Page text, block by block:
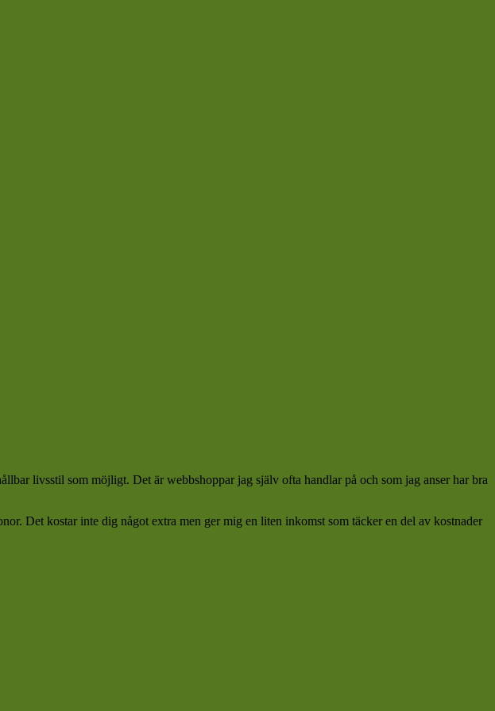
livsstil som möjligt. Det är webbshoppar jag själv ofta handlar på och som jag anser har bra
Det kostar inte dig något extra men ger mig en liten inkomst som täcker en del av kostnader